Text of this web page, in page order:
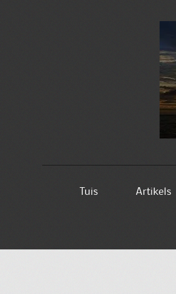
Tuis Artikels